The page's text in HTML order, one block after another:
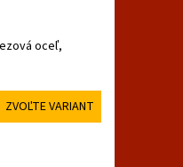
oceľ,
ZVOĽTE VARIANT